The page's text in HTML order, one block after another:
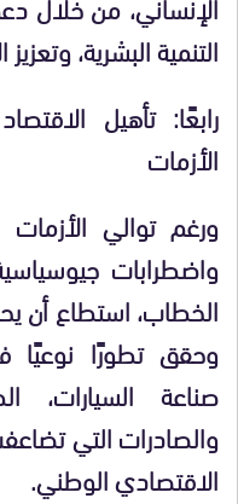
التنمية البشرية،
رابعًا: تأهيل
الأزمات
ورغم توالي
واضطرابات
الخطاب، استطاع أن
وحقق تطورًا نوعيًا
صناعة السيارات،
والصادرات التي
الاقتصادي الوطني.